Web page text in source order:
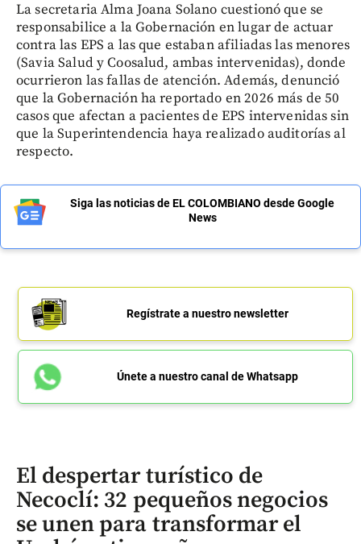
La secretaria Alma Joana Solano cuestionó que se
responsabilice a la Gobernación en lugar de actuar
contra las EPS a las que estaban afiliadas las menores
(Savia Salud y Coosalud, ambas intervenidas), donde
ocurrieron las fallas de atención. Además, denunció
que la Gobernación ha reportado en 2026 más de 50
casos que afectan a pacientes de EPS intervenidas sin
que la Superintendencia haya realizado auditorías al
respecto.
Siga las noticias de EL COLOMBIANO desde Google
News
Regístrate a nuestro newsletter
Únete a nuestro canal de Whatsapp
El despertar turístico de
Necoclí: 32 pequeños negocios
se unen para transformar el